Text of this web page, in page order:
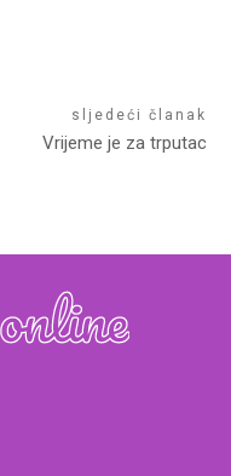
sljedeći članak
Vrijeme je za trputac